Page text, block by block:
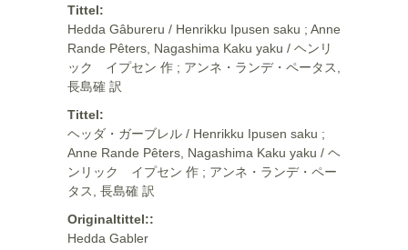
Tittel:
Hedda Gâbureru / Henrikku Ipusen saku ; Anne
Rande Pêters, Nagashima Kaku yaku / ヘンリ
ック イプセン 作 ; アンネ・ランデ・ペータス,
長島確 訳
Tittel:
ヘッダ・ガーブレル / Henrikku Ipusen saku ;
Anne Rande Pêters, Nagashima Kaku yaku / ヘ
ンリック イプセン 作 ; アンネ・ランデ・ペー
タス, 長島確 訳
Originaltittel::
Hedda Gabler